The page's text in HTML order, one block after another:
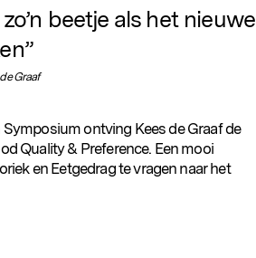
beetje als het nieuwe
Graaf
ontving Kees de Graaf de
Quality & Preference. Een mooi
en Eetgedrag te vragen naar het